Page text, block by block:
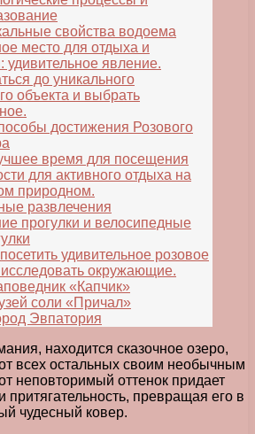
свойства водоема
место для отдыха и
удивительное явление.
до уникального
объекта и выбрать
достижения Розового
время для посещения
для активного отдыха на
природном.
развлечения
прогулки и велосипедные
удивительное розовое
окружающие.
«Капчик»
соли «Причал»
Эвпатория
находится сказочное озеро,
всех остальных своим необычным
неповторимый оттенок придает
превращая его в
чудесный ковер.